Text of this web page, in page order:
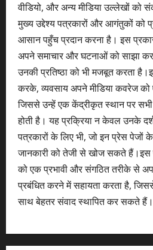
वीडियो, और अन्य मीडिया उल्लेखों
मुख्य उद्देश्य पत्रकारों और आगंतुकों को
आसान पहुँच प्रदान करना है। इस
अपने समाचार और घटनाओं को साझा
उनकी प्रतिष्ठा को भी मजबूत करता
करके, व्यवसाय अपने मीडिया कवरेज
जिससे उन्हें एक केंद्रीकृत स्थान पर सभी
होती है। यह प्रक्रिया न केवल उनके
पत्रकारों के लिए भी, जो इन प्रेस
जानकारी को तेजी से खोज सकते हैं।इस
को एक प्रभावी और संगठित तरीके से
प्रबंधित करने में सहायता करता है,
साथ बेहतर संवाद स्थापित कर सकते हैं।